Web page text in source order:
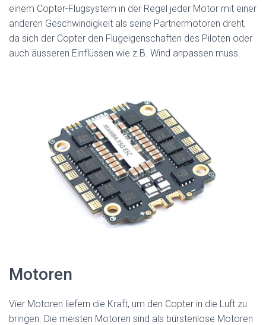
einem Copter-Flugsystem in der Regel jeder Motor mit einer
anderen Geschwindigkeit als seine Partnermotoren dreht,
da sich der Copter den Flugeigenschaften des Piloten oder
auch äusseren Einflüssen wie z.B. Wind anpassen muss.
Motoren
Vier Motoren liefern die Kraft, um den Copter in die Luft zu
bringen. Die meisten Motoren sind als bürstenlose Motoren